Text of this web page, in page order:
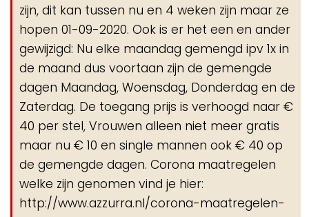
zijn, dit kan tussen nu en 4 weken zijn maar ze
hopen 01-09-2020. Ook is er het een en ander
gewijzigd: Nu elke maandag gemengd ipv 1x in
de maand dus voortaan zijn de gemengde
dagen Maandag, Woensdag, Donderdag en de
Zaterdag. De toegang prijs is verhoogd naar €
40 per stel, Vrouwen alleen niet meer gratis
maar nu € 10 en single mannen ook € 40 op
de gemengde dagen. Corona maatregelen
welke zijn genomen vind je hier:
http://www.azzurra.nl/corona-maatregelen-